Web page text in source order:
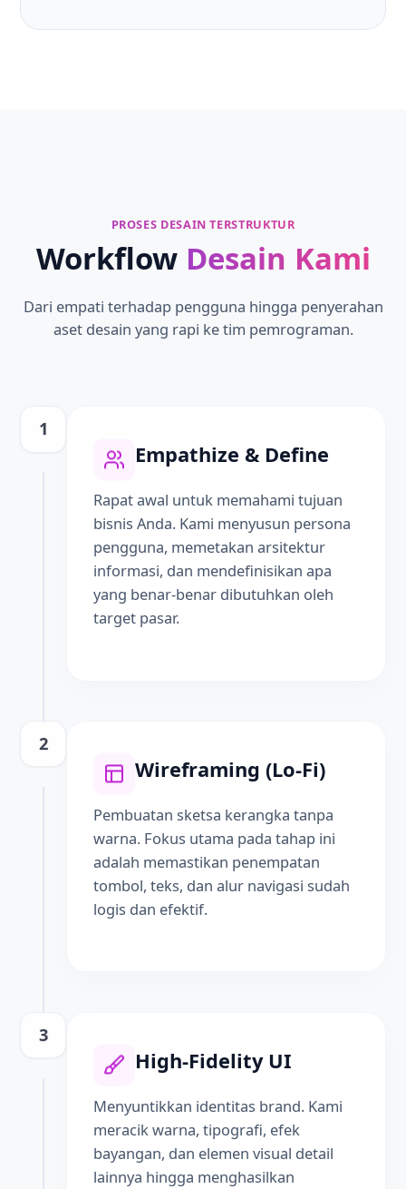
PROSES DESAIN TERSTRUKTUR
Workflow Desain Kami
Dari empati terhadap pengguna hingga penyerahan
aset desain yang rapi ke tim pemrograman.
1
Empathize & Define
Rapat awal untuk memahami tujuan
bisnis Anda. Kami menyusun persona
pengguna, memetakan arsitektur
informasi, dan mendefinisikan apa
yang benar-benar dibutuhkan oleh
target pasar.
2
Wireframing (Lo-Fi)
Pembuatan sketsa kerangka tanpa
warna. Fokus utama pada tahap ini
adalah memastikan penempatan
tombol, teks, dan alur navigasi sudah
logis dan efektif.
3
High-Fidelity UI
Menyuntikkan identitas brand. Kami
meracik warna, tipografi, efek
bayangan, dan elemen visual detail
lainnya hingga menghasilkan